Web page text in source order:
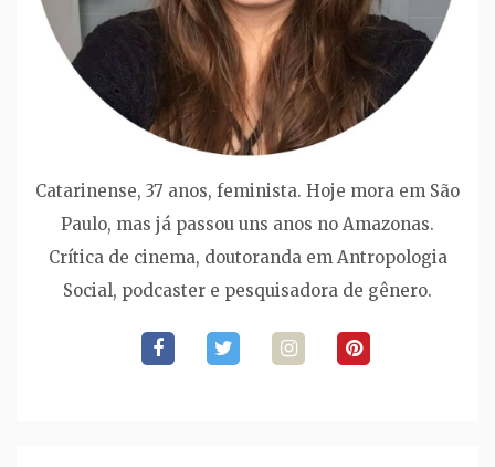
Catarinense, 37 anos, feminista. Hoje mora em São
Paulo, mas já passou uns anos no Amazonas.
Crítica de cinema, doutoranda em Antropologia
Social, podcaster e pesquisadora de gênero.